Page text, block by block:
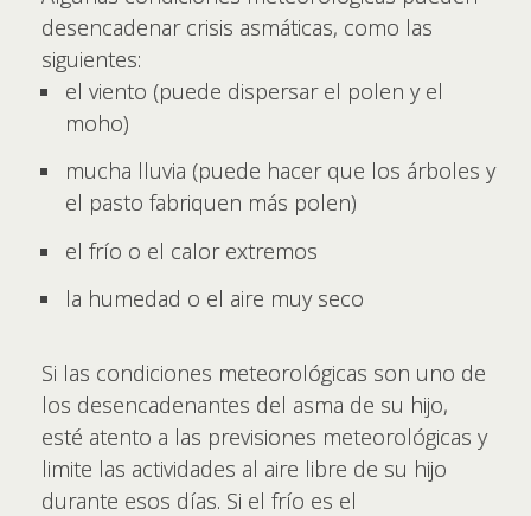
desencadenar crisis asmáticas, como las
siguientes:
el viento (puede dispersar el polen y el
moho)
mucha lluvia (puede hacer que los árboles y
el pasto fabriquen más polen)
el frío o el calor extremos
la humedad o el aire muy seco
Si las condiciones meteorológicas son uno de
los desencadenantes del asma de su hijo,
esté atento a las previsiones meteorológicas y
limite las actividades al aire libre de su hijo
durante esos días. Si el frío es el